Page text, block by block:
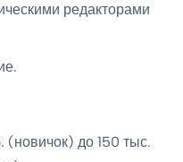
редакторами
(новичок) до 150 тыс.